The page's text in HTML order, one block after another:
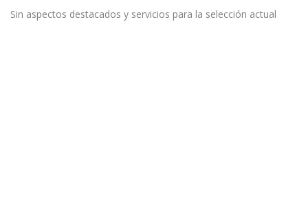
Sin aspectos destacados y servicios para la selección actual